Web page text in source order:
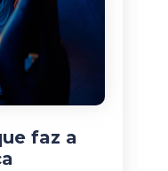
faz a